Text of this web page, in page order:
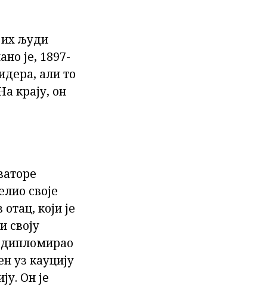
људи
је, 1897-
али то
крају, он
своје
који је
своју
уз кауцију
Он је